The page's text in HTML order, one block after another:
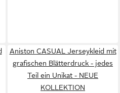
Aniston CASUAL Jerseykleid mit
grafischen Blätterdruck - jedes
Teil ein Unikat - NEUE
KOLLEKTION